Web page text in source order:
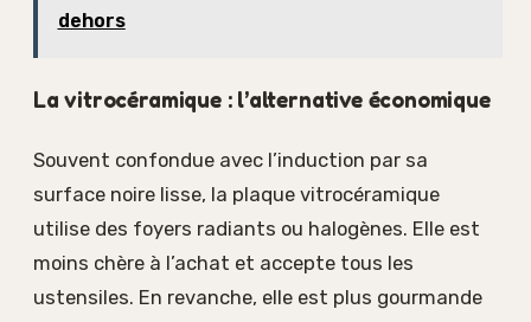
dehors
La vitrocéramique : l’alternative économique
Souvent confondue avec l’induction par sa
surface noire lisse, la plaque vitrocéramique
utilise des foyers radiants ou halogènes. Elle est
moins chère à l’achat et accepte tous les
ustensiles. En revanche, elle est plus gourmande